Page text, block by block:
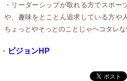
・リーダーシップが取れる方でスポー
や、趣味をとことん追求している方や
ちょっとやそっとのことじゃヘコタレな
・ ビジョンHP